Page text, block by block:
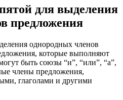
для выделения
предложения
однородных членов
которые выполняют
быть союзы “и”, “или”, “а”,
члены предложения,
глаголами и другими